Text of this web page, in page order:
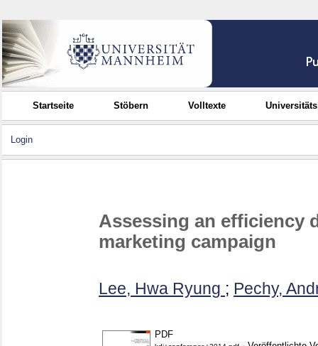
Startseite Stöbern Volltexte
Login
Assessing an efficiency
marketing campaign
Lee, Hwa Ryung ; Pechy,
PDF